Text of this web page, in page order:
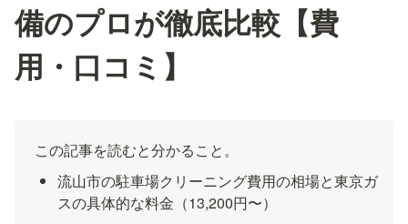
備のプロが徹底比較【費
用・口コミ】
この記事を読むと分かること。
流山市の駐車場クリーニング費用の相場と東京ガ
スの具体的な料金（13,200円〜）